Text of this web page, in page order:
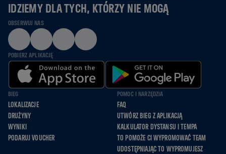
IDZIEMY DLA TYCH, KTÓRZY NIE MOGĄ
OBSERWUJ NAS
POBIERZ APLIKACJĘ
BIEG
LOKALIZACJE
DRUŻYNY
WYNIKI
PODARUJ VOUCHER
POMOC I NARZĘDZIA
FAQ
UTWÓRZ BIEG Z APLIKACJĄ
KALKULATOR DYSTANSU I TEMPA
TO POMOŻE CI WYPROMOWAĆ TEAM
UDOSTĘPNIAJĄC TO WYPROMUJESZ